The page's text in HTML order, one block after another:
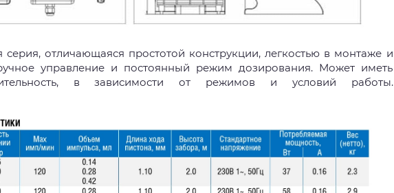
отличающаяся простотой конструкции, легкостью в монтаже и
управление и постоянный режим дозирования. Может иметь
в зависимости от режимов и условий работы.